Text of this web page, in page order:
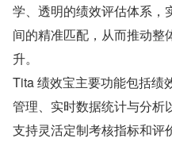
学、透明的绩效评估体系，
间的精准匹配，从而推动整
升。
Tita 绩效宝主要功能包括绩
管理、实时数据统计与分析
支持灵活定制考核指标和评